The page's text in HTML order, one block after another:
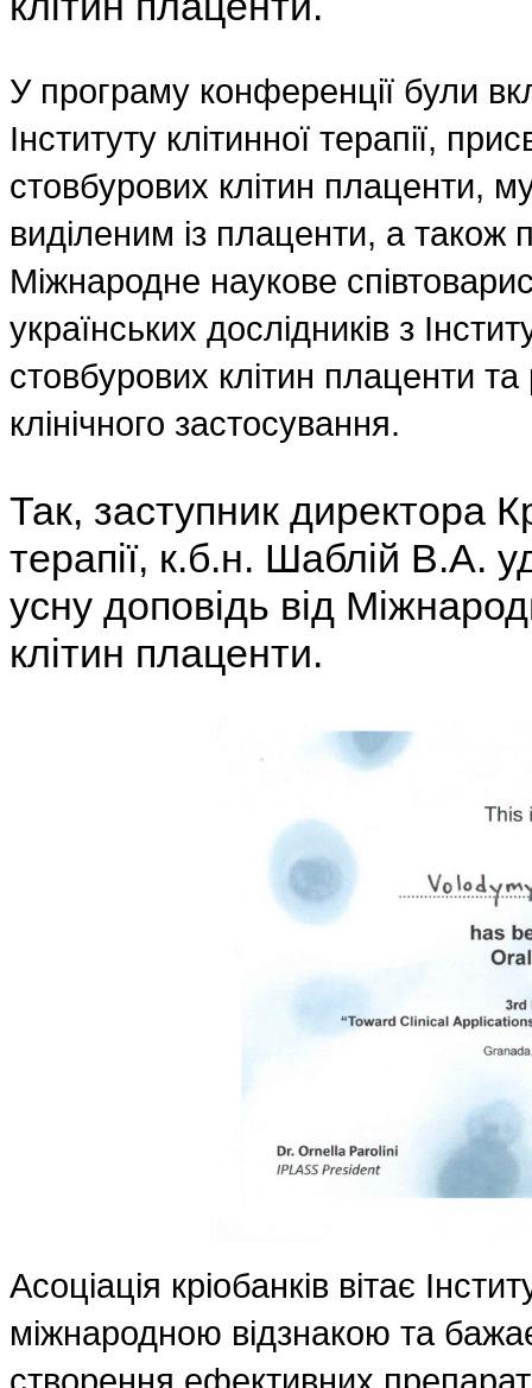
У програму конференції були
Інституту клітинної терапії,
стовбурових клітин плаценти,
виділеним із плаценти, а також
Міжнародне наукове
українських дослідників з
стовбурових клітин плаценти та
клінічного застосування.
Так, заступник директора
терапії, к.б.н. Шаблій В.А.
усну доповідь від
клітин плаценти.
Асоціація кріобанків вітає
міжнародною відзнакою та
створення ефективних